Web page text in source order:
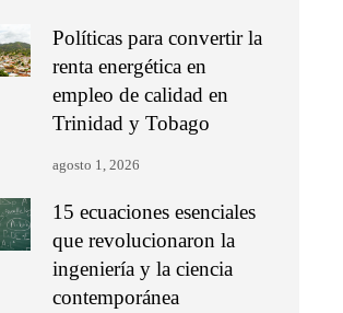
Políticas para convertir la
renta energética en
empleo de calidad en
Trinidad y Tobago
agosto 1, 2026
15 ecuaciones esenciales
que revolucionaron la
ingeniería y la ciencia
contemporánea